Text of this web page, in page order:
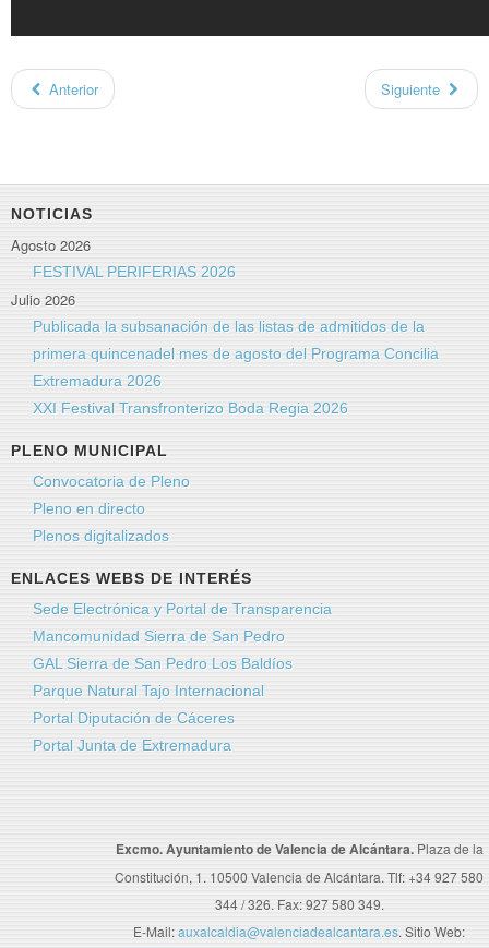
Anterior Siguiente
NOTICIAS
Agosto 2026
FESTIVAL PERIFERIAS 2026
Julio 2026
Publicada la subsanación de las listas de admitidos de la
primera quincenadel mes de agosto del Programa Concilia
Extremadura 2026
XXI Festival Transfronterizo Boda Regia 2026
PLENO MUNICIPAL
Convocatoria de Pleno
Pleno en directo
Plenos digitalizados
ENLACES WEBS DE INTERÉS
Sede Electrónica y Portal de Transparencia
Mancomunidad Sierra de San Pedro
GAL Sierra de San Pedro Los Baldíos
Parque Natural Tajo Internacional
Portal Diputación de Cáceres
Portal Junta de Extremadura
Excmo. Ayuntamiento de Valencia de Alcántara. Plaza de la
Constitución, 1. 10500 Valencia de Alcántara. Tlf: +34 927 580
344 / 326. Fax: 927 580 349.
E-Mail:auxalcaldia@valenciadealcantara.es. Sitio Web: